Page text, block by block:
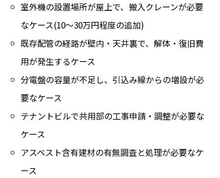
室外機の設置場所が屋上で、搬入クレーンが必要
なケース(10〜30万円程度の追加)
既存配管の経路が壁内・天井裏で、解体・復旧費
用が発生するケース
分電盤の容量が不足し、引込み線からの増設が必
要なケース
テナントビルで共用部の工事申請・調整が必要な
ケース
アスベスト含有建材の有無調査と処理が必要なケ
ース